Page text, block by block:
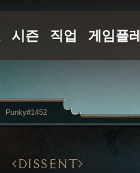
DISSENT
Punky#1452